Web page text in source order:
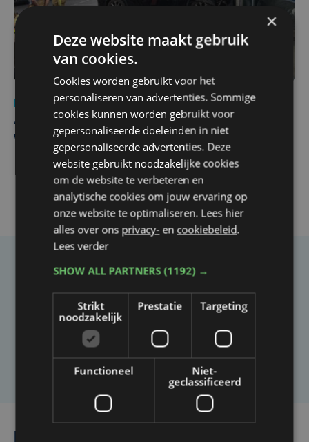
Nieuws
do 30 juli | 12:57
Autobestuurster rijdt na foutief manoeuvre tegen
winkelgevel in Ieper
Taalfout opgemerkt?
Heb je een taal- of schrijffout opgemerkt in dit
artikel?
Laat het ons weten
×
Deze website maakt gebruik
van cookies.
Cookies worden gebruikt voor het
personaliseren van advertenties. Sommige
cookies kunnen worden gebruikt voor
gepersonaliseerde doeleinden in niet
gepersonaliseerde advertenties. Deze
website gebruikt noodzakelijke cookies
om de website te verbeteren en
analytische cookies om jouw ervaring op
onze website te optimaliseren. Lees hier
alles over ons privacy- en cookiebeleid.
Lees verder
SHOW ALL PARTNERS(1192) →
Strikt
noodzakelijk
Prestatie Targeting
Functioneel
Niet-
geclassificeerd